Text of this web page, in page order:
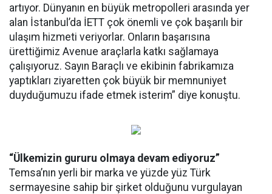
artıyor. Dünyanın en büyük metropolleri arasında yer
alan İstanbul’da İETT çok önemli ve çok başarılı bir
ulaşım hizmeti veriyorlar. Onların başarısına
ürettiğimiz Avenue araçlarla katkı sağlamaya
çalışıyoruz. Sayın Baraçlı ve ekibinin fabrikamıza
yaptıkları ziyaretten çok büyük bir memnuniyet
duyduğumuzu ifade etmek isterim” diye konuştu.
“Ülkemizin gururu olmaya devam ediyoruz”
Temsa’nın yerli bir marka ve yüzde yüz Türk
sermayesine sahip bir şirket olduğunu vurgulayan